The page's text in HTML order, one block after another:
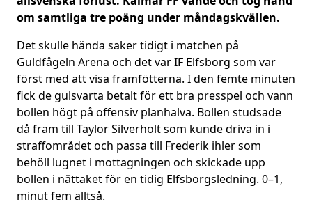
om samtliga tre poäng under måndagskvällen.
Det skulle hända saker tidigt i matchen på
Guldfågeln Arena och det var IF Elfsborg som var
först med att visa framfötterna. I den femte minuten
fick de gulsvarta betalt för ett bra presspel och vann
bollen högt på offensiv planhalva. Bollen studsade
då fram till Taylor Silverholt som kunde driva in i
straffområdet och passa till Frederik ihler som
behöll lugnet i mottagningen och skickade upp
bollen i nättaket för en tidig Elfsborgsledning. 0–1,
minut fem alltså.